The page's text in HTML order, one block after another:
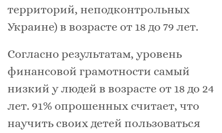
территорий, неподконтрольных
Украине) в возрасте от 18 до 79 лет.
Согласно результатам, уровень
финансовой грамотности самый
низкий у людей в возрасте от 18 до 24
лет. 91% опрошенных считает, что
научить своих детей пользоваться